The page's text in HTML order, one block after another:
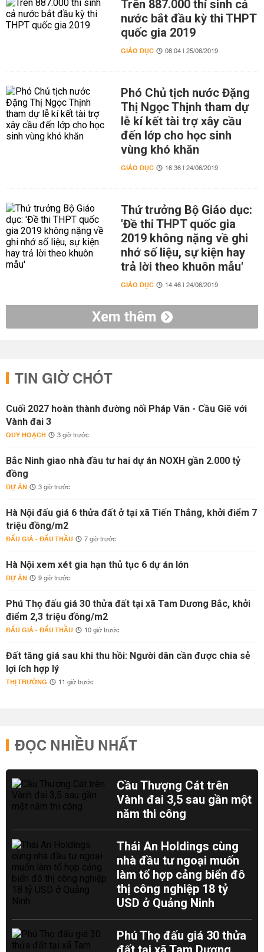
Trên 887.000 thí sinh cả
nước bắt đầu kỳ thi THPT
quốc gia 2019
GIÁO DỤC 08:04 | 25/06/2019
Phó Chủ tịch nước Đặng
Thị Ngọc Thịnh tham dự
lễ kí kết tài trợ xây cầu
đến lớp cho học sinh
vùng khó khăn
GIÁO DỤC 16:36 | 24/06/2019
Thứ trưởng Bộ Giáo dục:
'Đề thi THPT quốc gia
2019 không nặng về ghi
nhớ số liệu, sự kiện hay
trả lời theo khuôn mẫu'
GIÁO DỤC 14:46 | 24/06/2019
Xem thêm
TIN GIỜ CHÓT
Cuối 2027 hoàn thành đường nối Pháp Vân - Cầu Giẽ với
Vành đai 3
QUY HOẠCH 3 giờ trước
Bắc Ninh giao nhà đầu tư hai dự án NOXH gần 2.000 tỷ
đồng
DỰ ÁN 3 giờ trước
Hà Nội đấu giá 6 thửa đất ở tại xã Tiến Thắng, khởi điểm 7
triệu đồng/m2
ĐẤU GIÁ - ĐẤU THẦU 7 giờ trước
Hà Nội xem xét gia hạn thủ tục 6 dự án lớn
DỰ ÁN 9 giờ trước
Phú Thọ đấu giá 30 thửa đất tại xã Tam Dương Bắc, khởi
điểm 2,3 triệu đồng/m2
ĐẤU GIÁ - ĐẤU THẦU 10 giờ trước
Đất tăng giá sau khi thu hồi: Người dân cần được chia sẻ
lợi ích hợp lý
THỊ TRƯỜNG 11 giờ trước
ĐỌC NHIỀU NHẤT
Cầu Thượng Cát trên
Vành đai 3,5 sau gần một
năm thi công
Thái An Holdings cùng
nhà đầu tư ngoại muốn
làm tổ hợp cảng biển đô
thị công nghiệp 18 tỷ
USD ở Quảng Ninh
Phú Thọ đấu giá 30 thửa